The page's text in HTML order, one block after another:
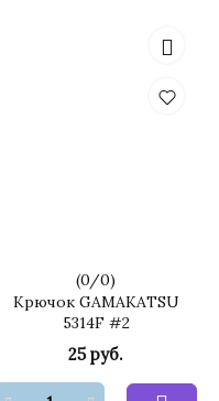
(0/0)
Крючок GAMAKATSU
5314F #2
25 руб.